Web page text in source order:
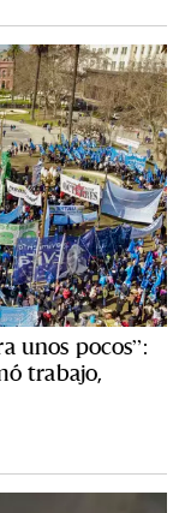
unos pocos”:
trabajo,